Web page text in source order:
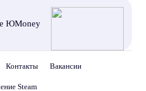
ЮMoney
Контакты Вакансии
Steam